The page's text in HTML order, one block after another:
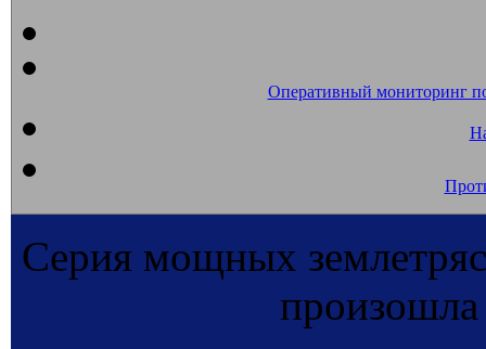
Оперативный мониторинг
Серия мощных